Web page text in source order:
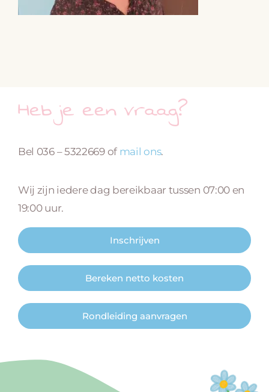
Heb je een vraag?
Bel 036 – 5322669 of mail ons.
Wij zijn iedere dag bereikbaar tussen 07:00 en
19:00 uur.
Inschrijven
Bereken netto kosten
Rondleiding aanvragen